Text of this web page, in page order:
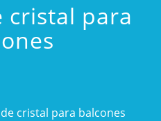
cristal para
cristal para balcones